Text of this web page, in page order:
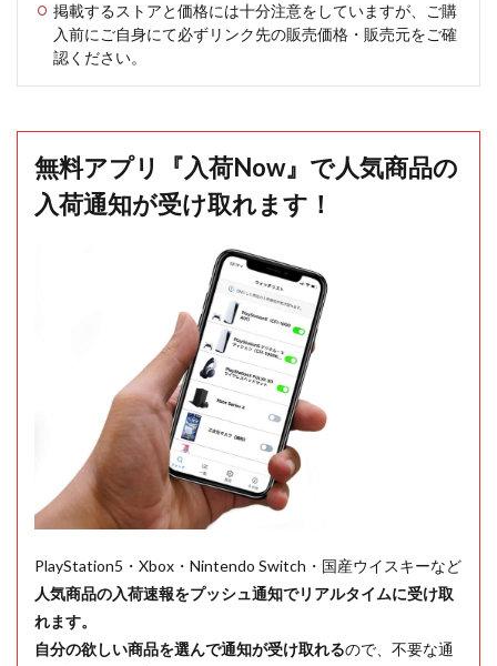
掲載するストアと価格には十分注意をしていますが、ご購
入前にご自身にて必ずリンク先の販売価格・販売元をご確
認ください。
無料アプリ『入荷Now』で人気商品の
入荷通知が受け取れます！
PlayStation5・Xbox・Nintendo Switch・国産ウイスキーなど
人気商品の入荷速報をプッシュ通知でリアルタイムに受け取
れます。
自分の欲しい商品を選んで通知が受け取れるので、不要な通